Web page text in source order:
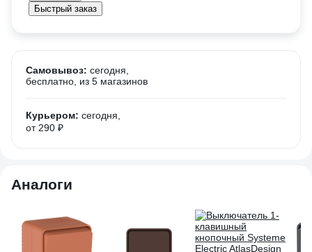
Быстрый заказ
Самовывоз: сегодня,
бесплатно , из 5 магазинов
Курьером: сегодня,
от 290 ₽
Аналоги